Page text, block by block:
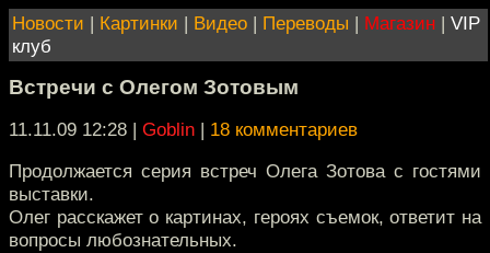
Новости | Картинки | Видео | Переводы | Магазин | VIP
клуб
Встречи с Олегом Зотовым
11.11.09 12:28 | Goblin | 18 комментариев
Продолжается серия встреч Олега Зотова с гостями
выставки.
Олег расскажет о картинах, героях съемок, ответит на
вопросы любознательных.